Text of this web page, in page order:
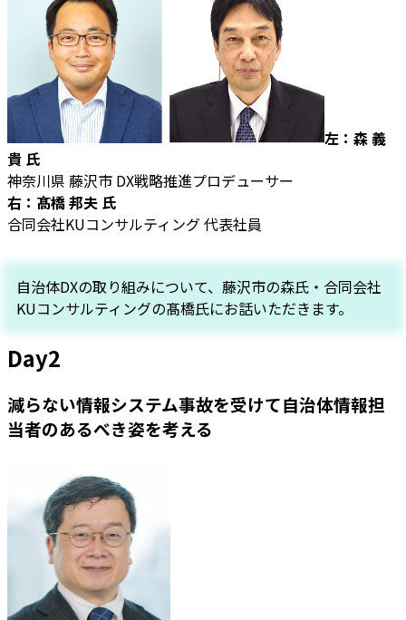
左：森 義
貴 氏
神奈川県 藤沢市 DX戦略推進プロデューサー
右：髙橋 邦夫 氏
合同会社KUコンサルティング 代表社員
自治体DXの取り組みについて、藤沢市の森氏・合同会社
KUコンサルティングの髙橋氏にお話いただきます。
Day2
減らない情報システム事故を受けて自治体情報担
当者のあるべき姿を考える